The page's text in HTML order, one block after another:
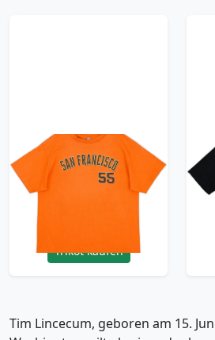
2011 San Francisco
Giants Lincecum #55
MLB Tee - 8/10 -
Trikot kaufen
Tim Lincecum, geboren am 15.